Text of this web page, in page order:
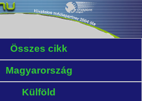
Összes cikk
Magyarország
Külföld